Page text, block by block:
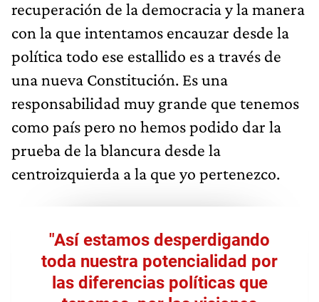
recuperación de la democracia y la manera
con la que intentamos encauzar desde la
política todo ese estallido es a través de
una nueva Constitución. Es una
responsabilidad muy grande que tenemos
como país pero no hemos podido dar la
prueba de la blancura desde la
centroizquierda a la que yo pertenezco.
"Así estamos desperdigando
toda nuestra potencialidad por
las diferencias políticas que